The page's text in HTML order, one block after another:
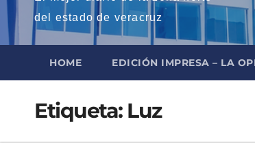
del estado de veracruz
HOME EDICIÓN IMPRESA – LA
Etiqueta: Luz